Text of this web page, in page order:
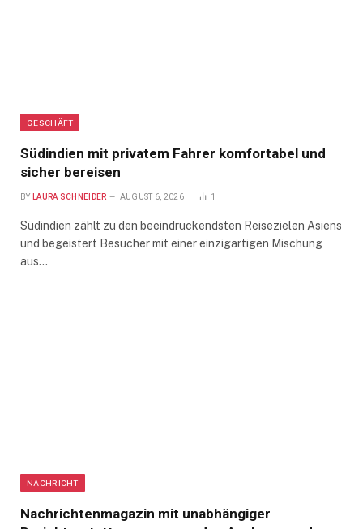
GESCHÄFT
Südindien mit privatem Fahrer komfortabel und
sicher bereisen
BY LAURA SCHNEIDER AUGUST 6, 2026 1
Südindien zählt zu den beeindruckendsten Reisezielen Asiens
und begeistert Besucher mit einer einzigartigen Mischung
aus…
NACHRICHT
Nachrichtenmagazin mit unabhängiger